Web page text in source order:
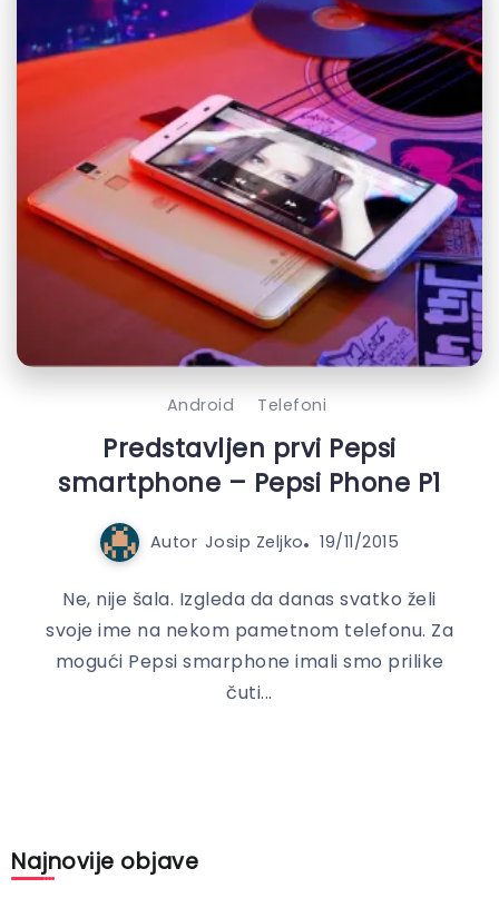
Android Telefoni
Predstavljen prvi Pepsi
smartphone – Pepsi Phone P1
Autor Josip Zeljko 19/11/2015
Ne, nije šala. Izgleda da danas svatko želi
svoje ime na nekom pametnom telefonu. Za
mogući Pepsi smarphone imali smo prilike
čuti...
Najnovije objave